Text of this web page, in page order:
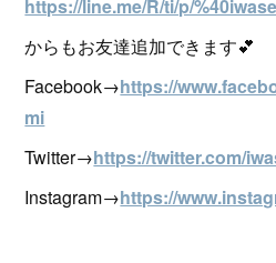
https://line.me/R/ti/p/
からもお友達追加できます💕
Facebook→https://
mi
Twitter→https://twitter.com/
Instagram→https://